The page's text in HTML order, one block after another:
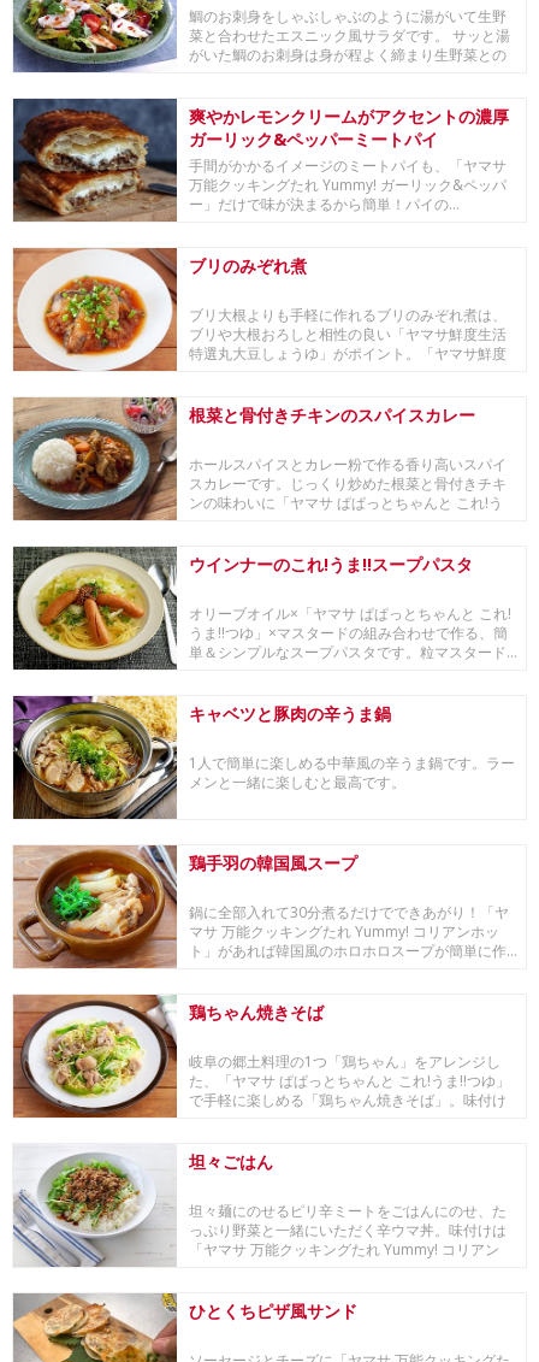
鯛のお刺身をしゃぶしゃぶのように湯がいて生野
菜と合わせたエスニック風サラダです。 サッと湯
がいた鯛のお刺身は身が程よく締まり生野菜との
爽やかレモンクリームがアクセントの濃厚
ガーリック&ペッパーミートパイ
手間がかかるイメージのミートパイも、「ヤマサ
万能クッキングたれ Yummy! ガーリック&ペッパ
ー」だけで味が決まるから簡単！パイの...
ブリのみぞれ煮
ブリ大根よりも手軽に作れるブリのみぞれ煮は、
ブリや大根おろしと相性の良い「ヤマサ鮮度生活
特選丸大豆しょうゆ」がポイント。「ヤマサ鮮度
根菜と骨付きチキンのスパイスカレー
ホールスパイスとカレー粉で作る香り高いスパイ
スカレーです。じっくり炒めた根菜と骨付きチキ
ンの味わいに「ヤマサ ぱぱっとちゃんと これ!う
ウインナーのこれ!うま!!スープパスタ
オリーブオイル×「ヤマサ ぱぱっとちゃんと これ!
うま!!つゆ」×マスタードの組み合わせで作る、簡
単＆シンプルなスープパスタです。粒マスタード...
キャベツと豚肉の辛うま鍋
1人で簡単に楽しめる中華風の辛うま鍋です。ラー
メンと一緒に楽しむと最高です。
鶏手羽の韓国風スープ
鍋に全部入れて30分煮るだけでできあがり！「ヤ
マサ 万能クッキングたれ Yummy! コリアンホッ
ト」があれば韓国風のホロホロスープが簡単に作...
鶏ちゃん焼きそば
岐阜の郷土料理の1つ「鶏ちゃん」をアレンジし
た、「ヤマサ ぱぱっとちゃんと これ!うま!!つゆ」
で手軽に楽しめる「鶏ちゃん焼きそば」。味付け
坦々ごはん
坦々麺にのせるピリ辛ミートをごはんにのせ、た
っぷり野菜と一緒にいただく辛ウマ丼。味付けは
「ヤマサ 万能クッキングたれ Yummy! コリアン
ひとくちピザ風サンド